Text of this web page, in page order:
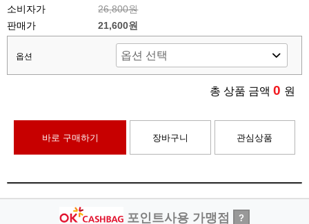
소비자가
26,800원
판매가
21,600원
옵션
총 상품 금액 0 원
바로 구매하기 장바구니 관심상품
포인트사용 가맹점 ?